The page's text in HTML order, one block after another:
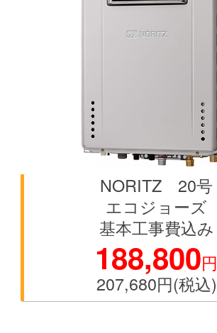
NORITZ 20号
エコジョーズ
基本工事費込み
188,800円
207,680円(税込)